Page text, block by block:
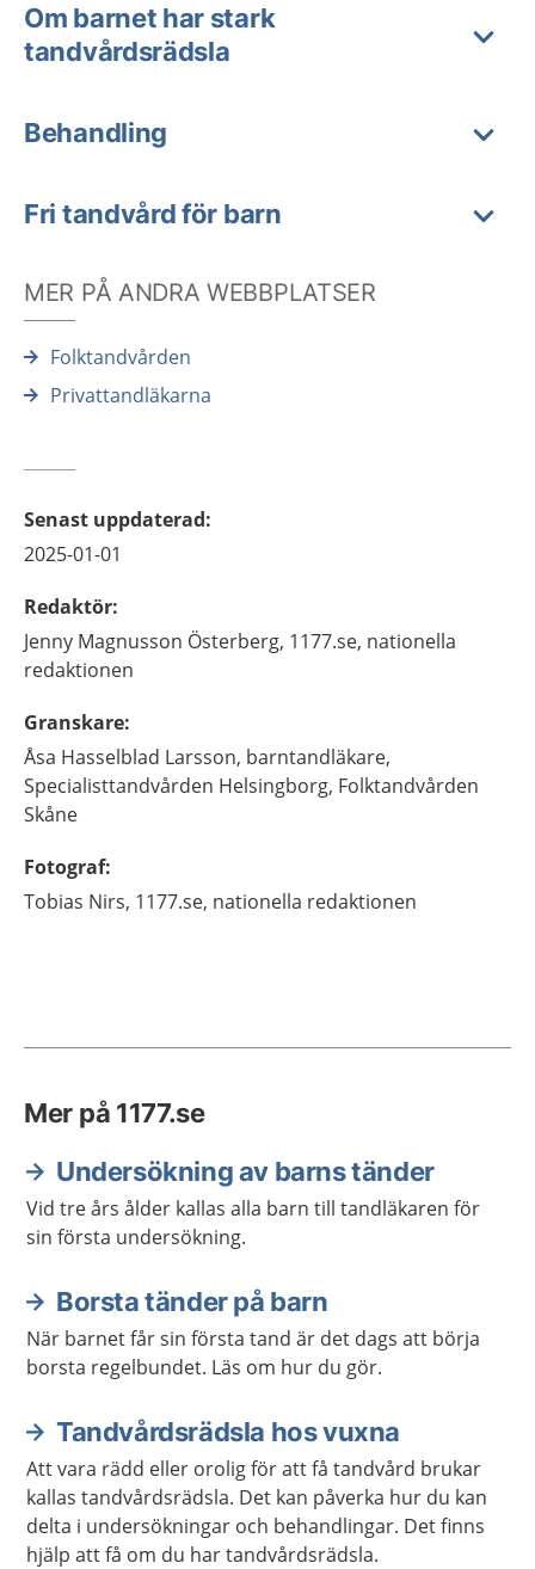
Om barnet har stark
tandvårdsrädsla
Behandling
Fri tandvård för barn
MER PÅ ANDRA WEBBPLATSER
Folktandvården
Privattandläkarna
Senast uppdaterad:
2025-01-01
Redaktör:
Jenny Magnusson Österberg, 1177.se, nationella
redaktionen
Granskare:
Åsa Hasselblad Larsson, barntandläkare,
Specialisttandvården Helsingborg, Folktandvården
Skåne
Fotograf:
Tobias Nirs, 1177.se, nationella redaktionen
Mer på 1177.se
Undersökning av barns tänder
Vid tre års ålder kallas alla barn till tandläkaren för
sin första undersökning.
Borsta tänder på barn
När barnet får sin första tand är det dags att börja
borsta regelbundet. Läs om hur du gör.
Tandvårdsrädsla hos vuxna
Att vara rädd eller orolig för att få tandvård brukar
kallas tandvårdsrädsla. Det kan påverka hur du kan
delta i undersökningar och behandlingar. Det finns
hjälp att få om du har tandvårdsrädsla.